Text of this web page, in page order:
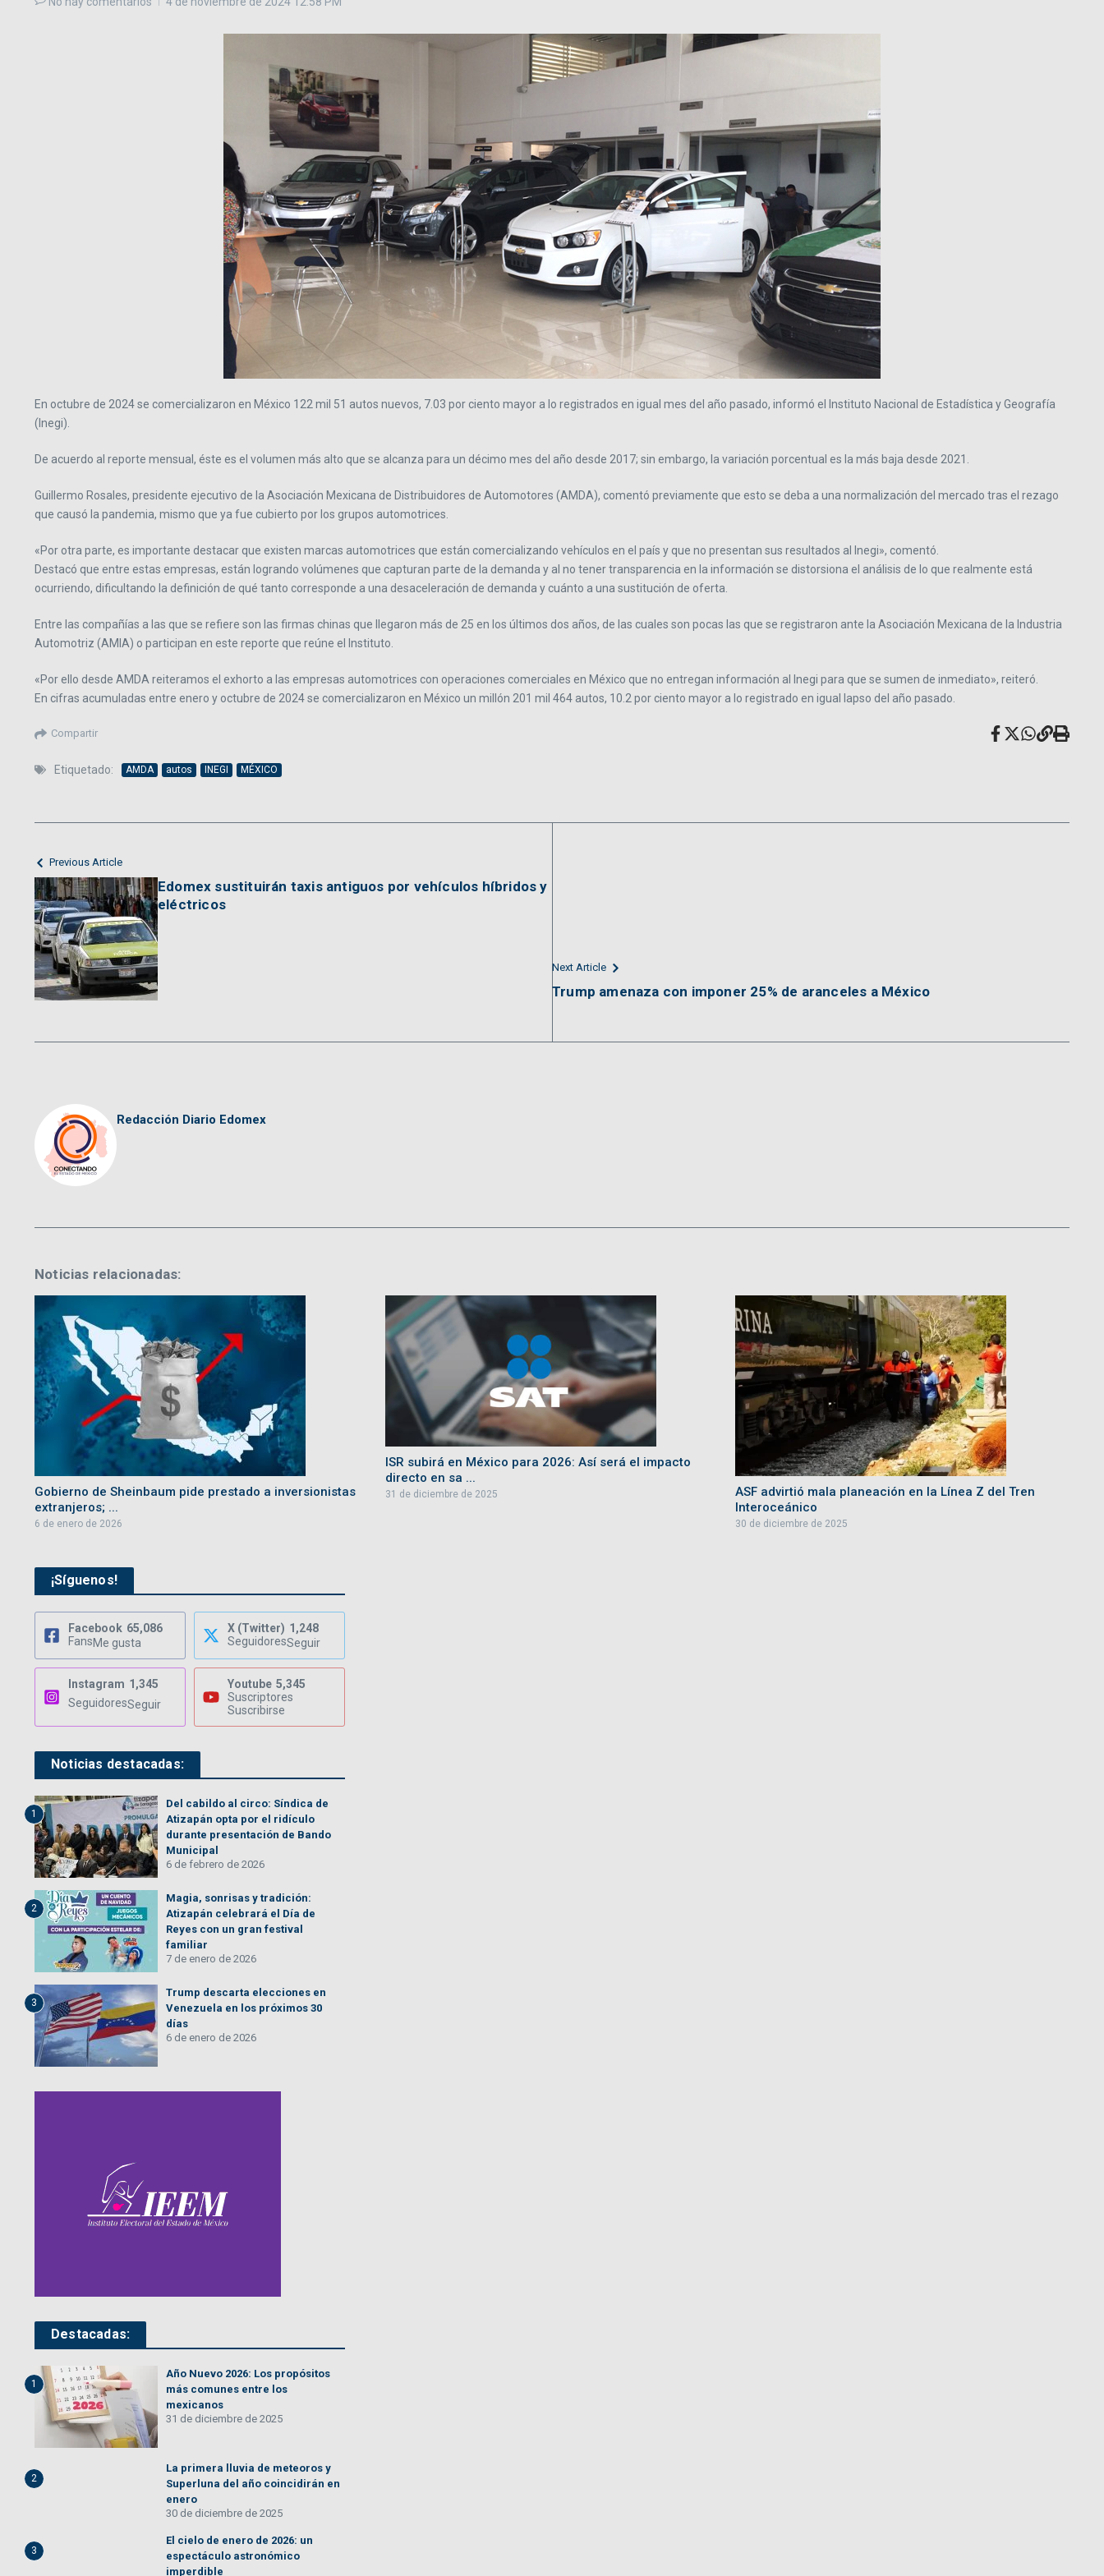
En octubre de 2024 se comercializaron en México 122 mil 51 autos nuevos, 7.03 por ciento mayor a lo registrados en igual mes del año pasado, informó el Instituto Nacional de Estadística y Geografía
(Inegi).
De acuerdo al reporte mensual, éste es el volumen más alto que se alcanza para un décimo mes del año desde 2017; sin embargo, la variación porcentual es la más baja desde 2021.
Guillermo Rosales, presidente ejecutivo de la Asociación Mexicana de Distribuidores de Automotores (AMDA), comentó previamente que esto se deba a una normalización del mercado tras el rezago
que causó la pandemia, mismo que ya fue cubierto por los grupos automotrices.
«Por otra parte, es importante destacar que existen marcas automotrices que están comercializando vehículos en el país y que no presentan sus resultados al Inegi», comentó.
Destacó que entre estas empresas, están logrando volúmenes que capturan parte de la demanda y al no tener transparencia en la información se distorsiona el análisis de lo que realmente está
ocurriendo, dificultando la definición de qué tanto corresponde a una desaceleración de demanda y cuánto a una sustitución de oferta.
Entre las compañías a las que se refiere son las firmas chinas que llegaron más de 25 en los últimos dos años, de las cuales son pocas las que se registraron ante la Asociación Mexicana de la Industria
Automotriz (AMIA) o participan en este reporte que reúne el Instituto.
«Por ello desde AMDA reiteramos el exhorto a las empresas automotrices con operaciones comerciales en México que no entregan información al Inegi para que se sumen de inmediato», reiteró.
En cifras acumuladas entre enero y octubre de 2024 se comercializaron en México un millón 201 mil 464 autos, 10.2 por ciento mayor a lo registrado en igual lapso del año pasado.
Compartir
Etiquetado: AMDA autos INEGI MÉXICO
Previous Article
Edomex sustituirán taxis antiguos por vehículos híbridos y
eléctricos
Next Article
Trump amenaza con imponer 25% de aranceles a México
Redacción Diario Edomex
Noticias relacionadas:
Gobierno de Sheinbaum pide prestado a inversionistas
extranjeros; ...
6 de enero de 2026
ISR subirá en México para 2026: Así será el impacto
directo en sa ...
31 de diciembre de 2025
ASF advirtió mala planeación en la Línea Z del Tren
Interoceánico
30 de diciembre de 2025
¡Síguenos!
Facebook 65,086
FansMe gusta
X (Twitter) 1,248
SeguidoresSeguir
Instagram 1,345
SeguidoresSeguir
Youtube 5,345
Suscriptores
Suscribirse
Noticias destacadas:
1
Del cabildo al circo: Síndica de
Atizapán opta por el ridículo
durante presentación de Bando
Municipal
6 de febrero de 2026
2
Magia, sonrisas y tradición:
Atizapán celebrará el Día de
Reyes con un gran festival
familiar
7 de enero de 2026
3
Trump descarta elecciones en
Venezuela en los próximos 30
días
6 de enero de 2026
Destacadas:
1
Año Nuevo 2026: Los propósitos
más comunes entre los
mexicanos
31 de diciembre de 2025
2
La primera lluvia de meteoros y
Superluna del año coincidirán en
enero
30 de diciembre de 2025
3
El cielo de enero de 2026: un
espectáculo astronómico
imperdible